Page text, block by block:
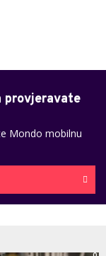
provjeravate
Mondo mobilnu